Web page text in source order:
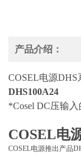
产品介绍：
COSEL电源
DHS100A24
*Cosel DC压输
COSEL电
COSEL电源推出产品